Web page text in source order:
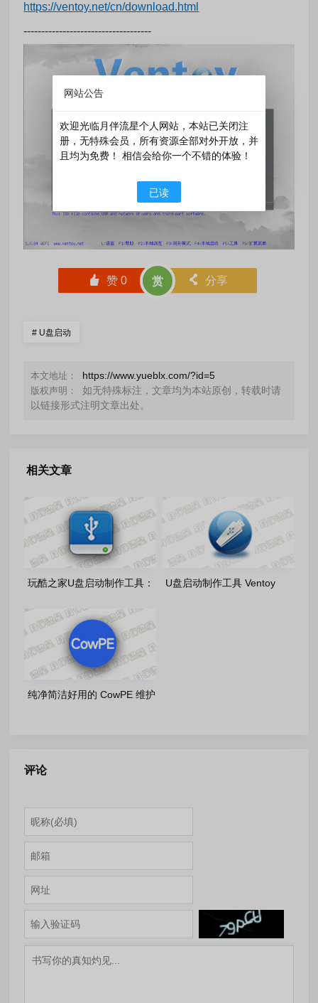
https://ventoy.net/cn/download.html
------------------------------------
󰄼 赞0 赏 󰄯 分享
# U盘启动
本文地址： https://www.yueblx.com/?id=5
版权声明：
如无特殊标注，文章均为本站原创，转载时请
以链接形式注明文章出处。
相关文章
玩酷之家U盘启动制作工具：
CoolStartup-13.0-2026.08.01
U盘启动制作工具 Ventoy
纯净简洁好用的 CowPE 维护
评论
网站公告
欢迎光临月伴流星个人网站，本站已关闭注
册，无特殊会员，所有资源全部对外开放，并
且均为免费！ 相信会给你一个不错的体验！
已读